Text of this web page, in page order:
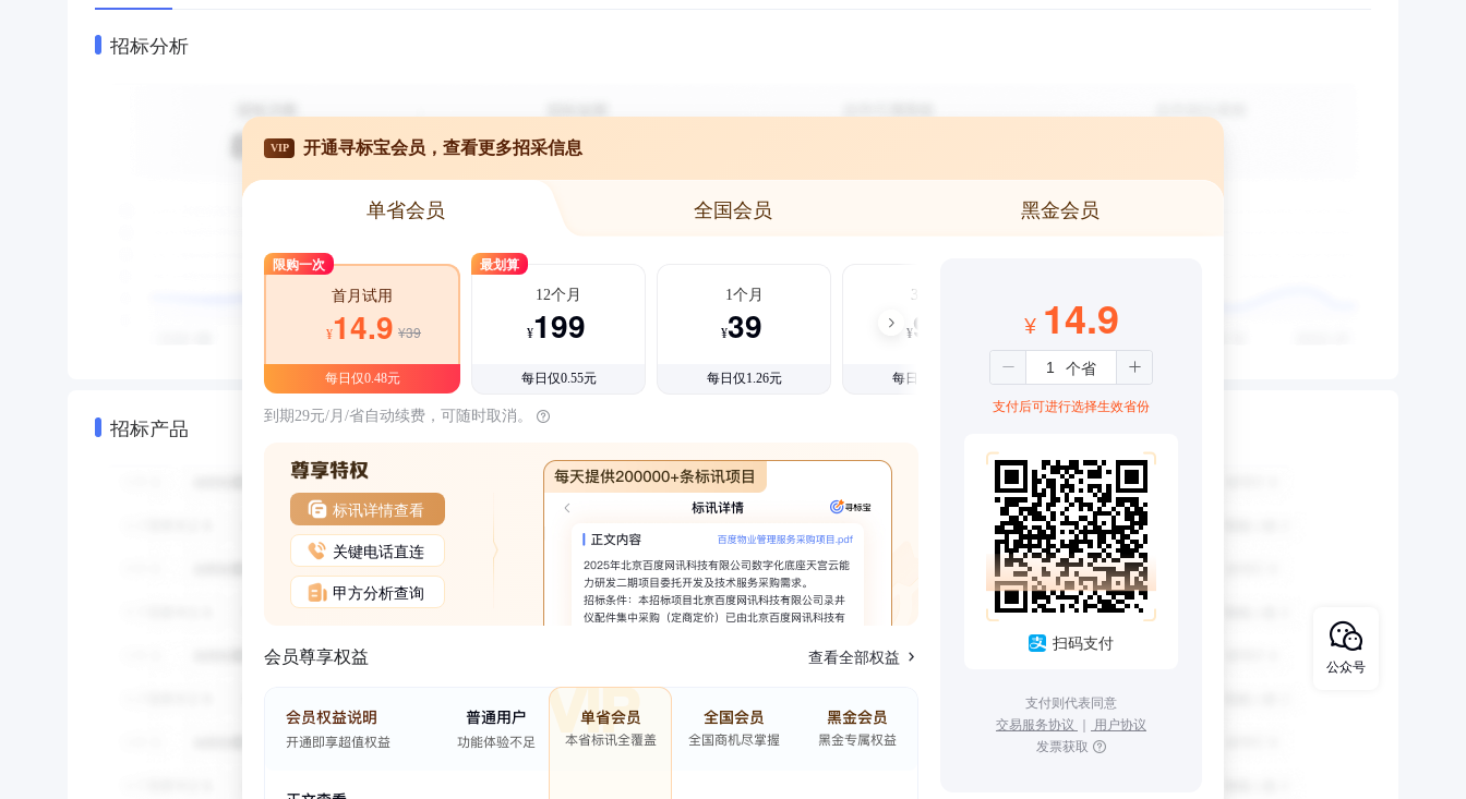
招标分析
招标产品
VIP 开通寻标宝会员，查看更多招采信息
单省会员 全国会员 黑金会员
限购一次
首月试用
¥14.9 ¥39
每日仅0.48元
最划算
12个月
¥199
每日仅0.55元
1个月
¥39
每日仅1.26元
3个月
¥99
每日仅1.08元
到期29元/月/省自动续费，可随时取消。
标讯详情查看
关键电话直连
甲方分析查询
会员尊享权益 查看全部权益
¥ 14.9
支付后可进行选择生效省份
扫码支付
支付则代表同意
交易服务协议 ｜ 用户协议
发票获取
公众号